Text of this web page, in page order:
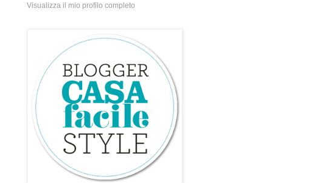
Visualizza il mio profilo completo